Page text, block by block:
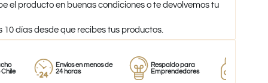
el producto en buenas condiciones o te devolvemos tu
10 días desde que recibes tus productos.
Envíos en menos de
24 horas
Respaldo para
Emprendedores
Proveedor
de perfumes